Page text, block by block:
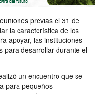
previas el 31 de
la característica de los
apoyar, las instituciones
para desarrollar durante el
un encuentro que se
para pequeños